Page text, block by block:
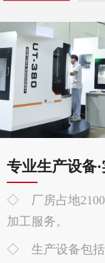
专业生产设备
◇ 厂房占地2100
加工服务。
◇ 生产设备包括